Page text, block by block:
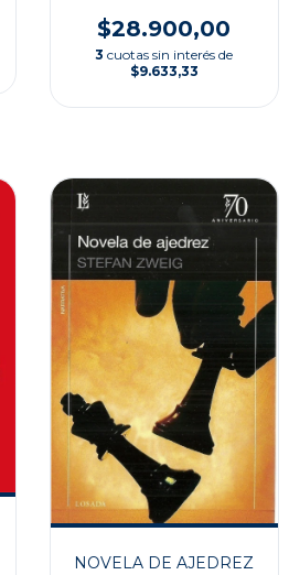
$28.900,00
3 cuotas sin interés de
$9.633,33
NOVELA DE AJEDREZ